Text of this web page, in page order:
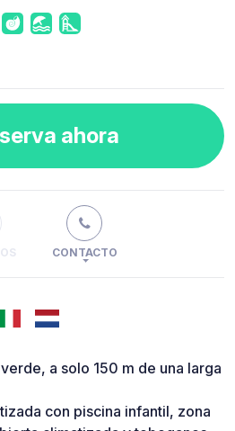
ahora
CONTACTO
a solo 150 m de una larga
con piscina infantil, zona